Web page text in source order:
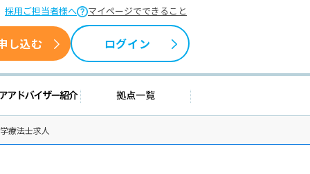
採用ご担当者様へ マイページでできること
し込む ログイン
報 キャリアアドバイザー紹介 拠点一覧
療法士求人